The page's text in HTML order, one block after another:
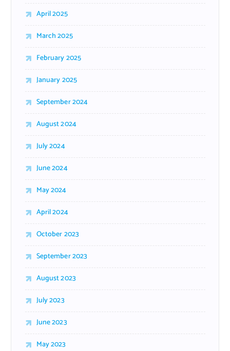
April 2025
March 2025
February 2025
January 2025
September 2024
August 2024
July 2024
June 2024
May 2024
April 2024
October 2023
September 2023
August 2023
July 2023
June 2023
May 2023